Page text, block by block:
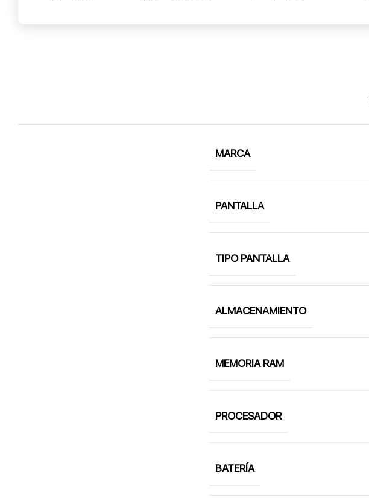
MARCA
PANTALLA
TIPO PANTALLA
ALMACENAMIENTO
MEMORIA RAM
PROCESADOR
BATERÍA